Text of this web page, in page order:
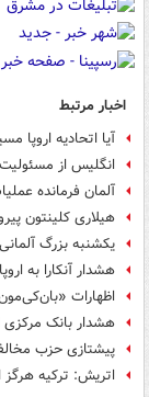
اخبار مرتبط
آیا اتحادیه اروپا
انگلیس از
آلمان فرمانده
هیلاری کلینتون
یکشنبه بزرگ
هشدار آنکارا به
اظهارات
هشدار بانک مرکزی
پیشتازی حزب مخالف
اتریش: ترکیه هرگز